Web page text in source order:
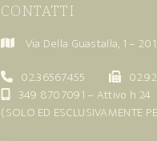
CONTATTI
Via Della Guastalla, 1 –
02.36567455
349 8707091 – Attivo h 24
(SOLO ED ESCLUSIVAMENTE